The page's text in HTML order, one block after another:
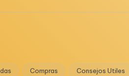
Compras Consejos Utiles